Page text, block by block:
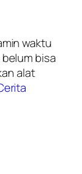
waktu
bisa
alat